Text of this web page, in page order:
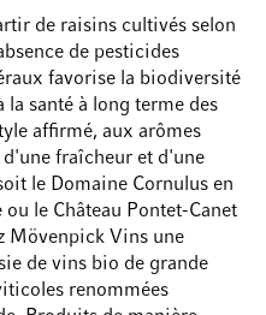
de raisins cultivés selon
de pesticides
favorise la biodiversité
santé à long terme des
affirmé, aux arômes
fraîcheur et d'une
le Domaine Cornulus en
le Château Pontet-Canet
Mövenpick Vins une
de vins bio de grande
renommées